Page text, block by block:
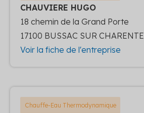
CHAUVIERE HUGO
18 chemin de la Grand Porte
17100 BUSSAC SUR CHARENTE
Voir la fiche de l'entreprise
Chauffe-Eau Thermodynamique